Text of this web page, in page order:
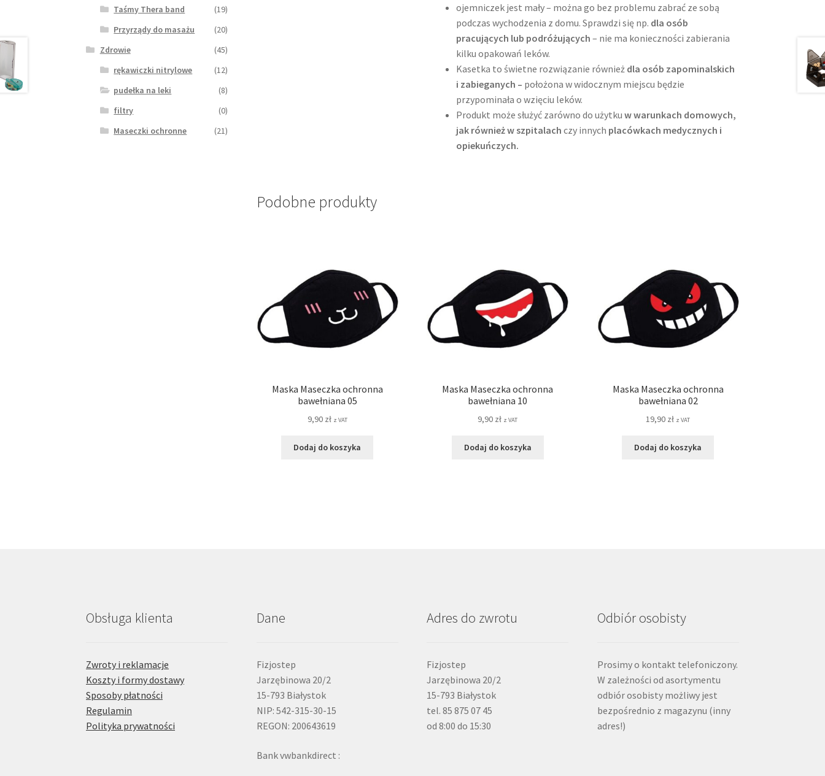
ojemniczek jest mały – można go bez problemu zabrać ze sobą
podczas wychodzenia z domu. Sprawdzi się np. dla osób
pracujących lub podróżujących – nie ma konieczności zabierania
kilku opakowań leków.
Kasetka to świetne rozwiązanie również dla osób zapominalskich
i zabieganych – położona w widocznym miejscu będzie
przypominała o wzięciu leków.
Produkt może służyć zarówno do użytkuw warunkach domowych,
jak również w szpitalach czy innych placówkach medycznych i
opiekuńczych.
Podobne produkty
Maska Maseczka ochronna
bawełniana 05
9,90 zł z VAT
Dodaj do koszyka
Maska Maseczka ochronna
bawełniana 10
9,90 zł z VAT
Dodaj do koszyka
Maska Maseczka ochronna
bawełniana 02
19,90 zł z VAT
Dodaj do koszyka
Taśmy Thera band
(19)
Przyrządy do masażu
(20)
Zdrowie
(45)
rękawiczki nitrylowe
(12)
pudełka na leki
(8)
filtry
(0)
Maseczki ochronne
(21)
Obsługa klienta
Zwroty i reklamacje
Koszty i formy dostawy
Sposoby płatności
Regulamin
Polityka prywatności
Dane
Fizjostep
Jarzębinowa 20/2
15-793 Białystok
NIP: 542-315-30-15
REGON: 200643619
Bank vwbankdirect :
Adres do zwrotu
Fizjostep
Jarzębinowa 20/2
15-793 Białystok
tel. 85 875 07 45
od 8:00 do 15:30
Odbiór osobisty
Prosimy o kontakt telefoniczony.
W zależności od asortymentu
odbiór osobisty możliwy jest
bezpośrednio z magazynu (inny
adres!)